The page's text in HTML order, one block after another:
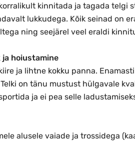
kinnitada ja tagada telgi
lukkudega. Kõik seinad on
ning seejärel veel eraldi
ja hoiustamine
ja lihtne kokku panna.
on tänu mustust hülgavale
ja ei pea selle
alusele vaiade ja trossidega